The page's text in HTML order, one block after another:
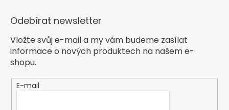
Odebírat newsletter
Vložte svůj e-mail a my vám budeme zasílat
informace o nových produktech na našem e-
shopu.
E-mail